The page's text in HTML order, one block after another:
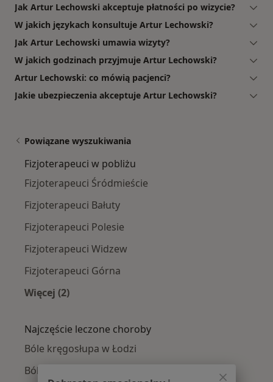
Jak Artur Lechowski akceptuje płatności po wizycie?
W jakich językach konsultuje Artur Lechowski?
Jak Artur Lechowski umawia wizyty?
W jakich godzinach przyjmuje Artur Lechowski?
Artur Lechowski: co mówią pacjenci?
Jakie ubezpieczenia akceptuje Artur Lechowski?
Powiązane wyszukiwania
Fizjoterapeuci w pobliżu
Fizjoterapeuci Śródmieście
Fizjoterapeuci Bałuty
Fizjoterapeuci Polesie
Fizjoterapeuci Widzew
Fizjoterapeuci Górna
Więcej (2)
Najczęście leczone choroby
Bóle kręgosłupa w Łodzi
Ból barku w Łodzi